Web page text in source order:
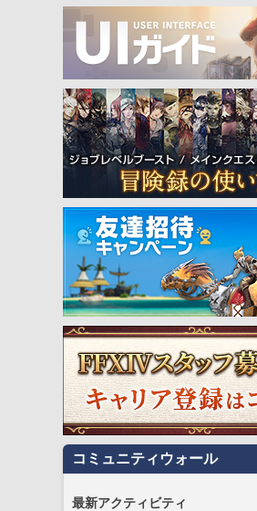
コミュニティウォール
最新アクティビティ